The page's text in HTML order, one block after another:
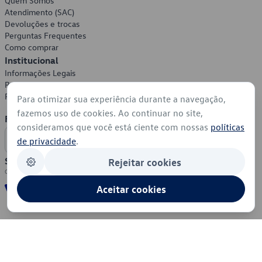
Atendimento (SAC)
Devoluções e trocas
Perguntas Frequentes
Como comprar
Institucional
Informações Legais
Política de Privacidade
Política de Cookies
Formas de Pagamento
Segurança
Para otimizar sua experiência durante a navegação,
fazemos uso de cookies. Ao continuar no site,
consideramos que você está ciente com nossas políticas
de privacidade.
Rejeitar cookies
Aceitar cookies